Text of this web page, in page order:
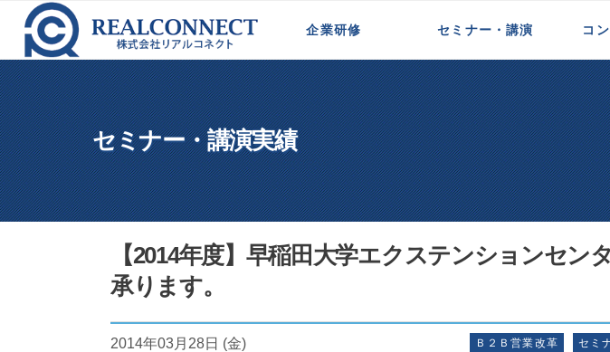
企業研修
新規事業計画策定研修
法人営業研修
代理店営業向け研修
営業マネージャー育成
代理店の営業戦略研修
モジュール型研修
セミナー・講演 コ
新規
イン
代理
中小
ホーム > セミナー・講演実績
セミナー・講演実績
【2014年度】早稲田大学エクステンションセン
承ります。
2014年03月28日 (金) Ｂ２Ｂ営業改革 セミ